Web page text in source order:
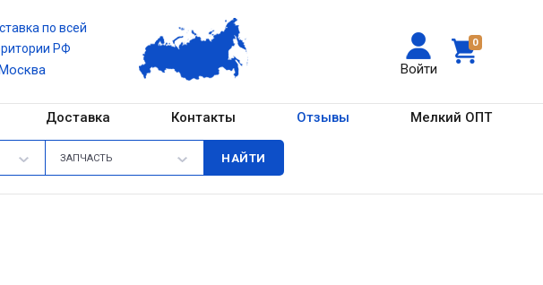
0
Войти
по всей
РФ
Доставка Контакты Отзывы Мелкий ОПТ
ЗАПЧАСТЬ